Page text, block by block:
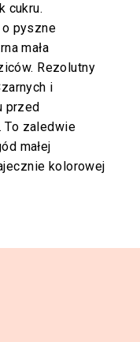
cukru.
pyszne
mała
Rezolutny
i
przed
To zaledwie
małej
kolorowej